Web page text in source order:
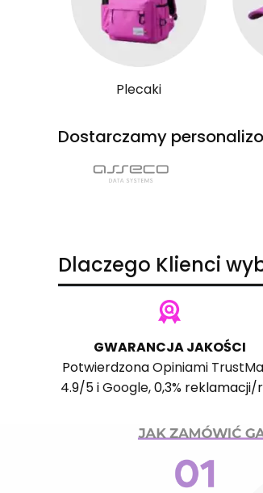
Plecaki
Dostarczamy
Dlaczego Klienci
GWARANCJA JAKOŚCI
PotwierdzonaOpiniami
4.9/5 iGoogle, 0,3% reklamacji/